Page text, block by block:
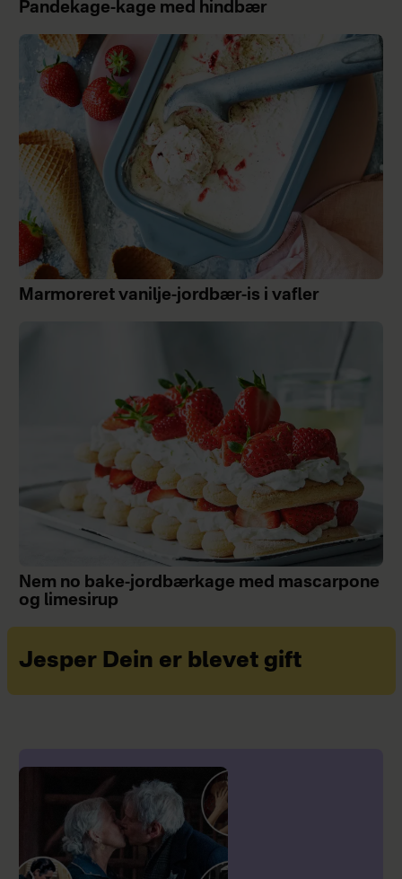
Pandekage-kage med hindbær
Marmoreret vanilje-jordbær-is i vafler
Nem no bake-jordbærkage med mascarpone
og limesirup
Jesper Dein er blevet gift